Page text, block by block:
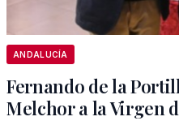
ANDALUCÍA
Fernando de la
Melchor a la Virgen